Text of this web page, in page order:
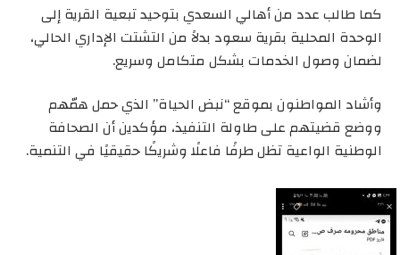
كما طالب عدد من أهالي السعدي بتوحيد تبعية القرية إلى
الوحدة المحلية بقرية سعود بدلاً من التشتت الإداري الحالي،
لضمان وصول الخدمات بشكل متكامل وسريع.
وأشاد المواطنون بموقع “نبض الحياة” الذي حمل همّهم
ووضع قضيتهم على طاولة التنفيذ، مؤكدين أن الصحافة
الوطنية الواعية تظل طرفًا فاعلًا وشريكًا حقيقيًا في التنمية.